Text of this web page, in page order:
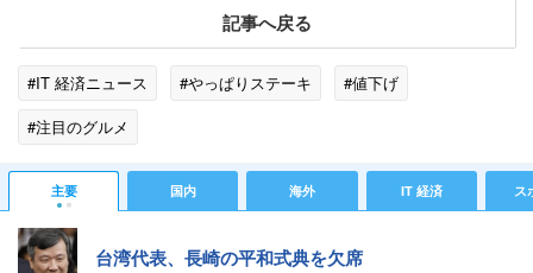
記事へ戻る
#IT 経済ニュース #やっぱりステーキ
#値下げ
#注目のグルメ
主要 国内 海外 IT 経済 ス
台湾代表、長崎の平和式典を欠席